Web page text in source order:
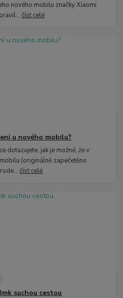
nového mobilu značky Xiaomi
číst celé
u nového mobilu?
dotazujete, jak je možné, že v
(originálně zapečetěno
číst celé
suchou cestou